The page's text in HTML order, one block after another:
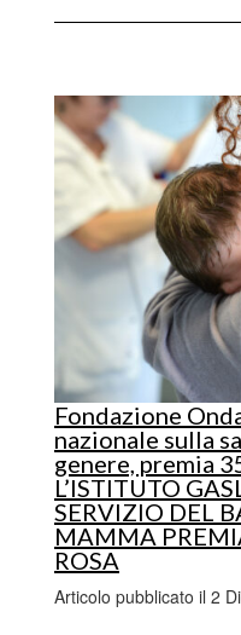
Fondazione
nazionale sulla
genere, premia
L’ISTITUTO
SERVIZIO DEL
MAMMA
ROSA
Articolo pubblicato il 2